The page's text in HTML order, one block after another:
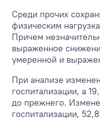
Среди прочих
физическим
Причем
выраженное
умеренной и
При анализе
госпитализации, а
до прежнего.
госпитализации,